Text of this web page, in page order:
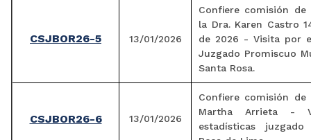
CSJBOR26-5 13/01/2026
Confiere comisión de
la Dra. Karen Castro
de 2026 - Visita por
Juzgado Promiscuo
Santa Rosa.
CSJBOR26-6 13/01/2026
Confiere comisión de
Martha Arrieta -
estadísticas